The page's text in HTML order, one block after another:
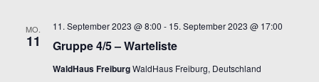
MO.
11 Gruppe 4/5 – Warteliste
11. September 2023 @ 8:00 - 15. September 2023 @ 17:00
WaldHaus FreiburgWaldHaus Freiburg, Deutschland